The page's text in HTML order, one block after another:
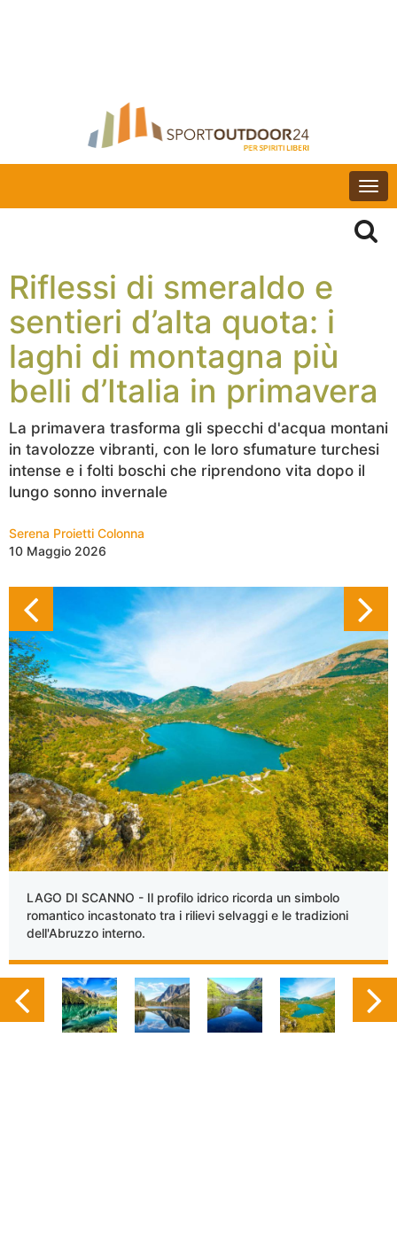
Riflessi di smeraldo e
sentieri d’alta quota: i
laghi di montagna più
belli d’Italia in primavera
La primavera trasforma gli specchi d'acqua montani
in tavolozze vibranti, con le loro sfumature turchesi
intense e i folti boschi che riprendono vita dopo il
lungo sonno invernale
Serena Proietti Colonna
10 Maggio 2026
LAGO DI SCANNO - Il profilo idrico ricorda un simbolo
romantico incastonato tra i rilievi selvaggi e le tradizioni
dell'Abruzzo interno.